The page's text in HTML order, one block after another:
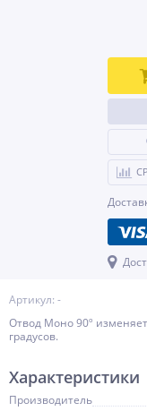
Артикул: -
Отвод Моно 90º
градусов.
Характеристики
Производитель